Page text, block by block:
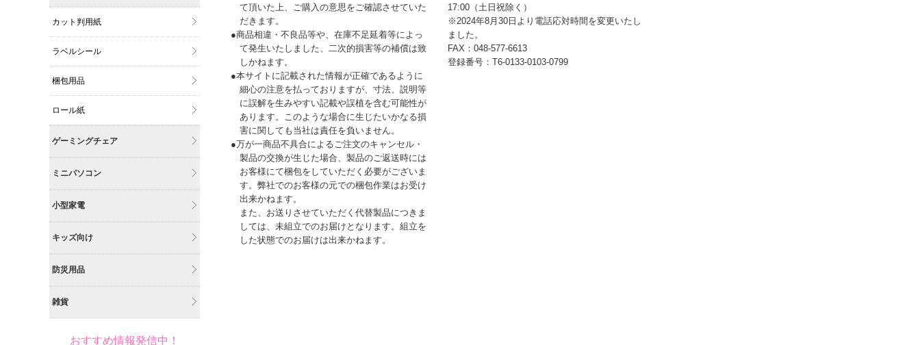
て頂いた上、ご購入の意思をご確認させていた
だきます。
●商品相違・不良品等や、在庫不足延着等によっ
て発生いたしました、二次的損害等の補償は致
しかねます。
●本サイトに記載された情報が正確であるように
細心の注意を払っておりますが、寸法、説明等
に誤解を生みやすい記載や誤植を含む可能性が
あります。このような場合に生じたいかなる損
害に関しても当社は責任を負いません。
●万が一商品不具合によるご注文のキャンセル・
製品の交換が生じた場合、製品のご返送時には
お客様にて梱包をしていただく必要がございま
す。弊社でのお客様の元での梱包作業はお受け
出来かねます。
また、お送りさせていただく代替製品につきま
しては、未組立でのお届けとなります。組立を
した状態でのお届けは出来かねます。
17:00（土日祝除く）
※2024年8月30日より電話応対時間を変更いたし
ました。
FAX：048-577-6613
登録番号：T6-0133-0103-0799
カット判用紙
ラベルシール
梱包用品
ロール紙
ゲーミングチェア
ミニパソコン
小型家電
キッズ向け
防災用品
雑貨
おすすめ情報発信中！